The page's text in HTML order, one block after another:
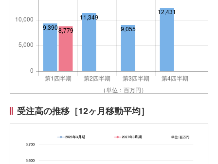
受注高の推移［12ヶ月移動平均］